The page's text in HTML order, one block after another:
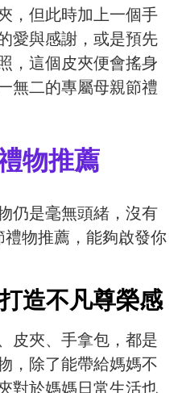
，但此時加上一個手
愛與感謝，或是預先
，這個皮夾便會搖身
無二的專屬母親節禮
物推薦
仍是毫無頭緒，沒有
物推薦，能夠啟發你
造不凡尊榮感
皮夾、手拿包，都是
，除了能帶給媽媽不
對於媽媽日常生活也